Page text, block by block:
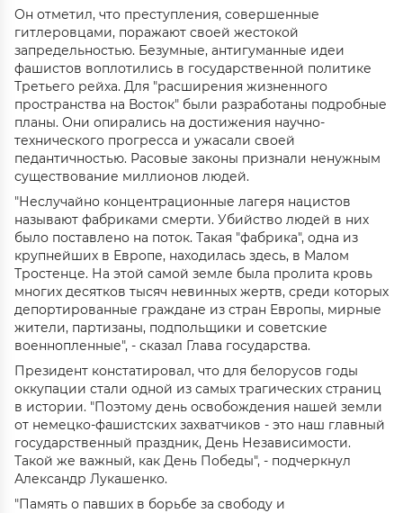
Он отметил, что преступления, совершенные
гитлеровцами, поражают своей жестокой
запредельностью. Безумные, антигуманные идеи
фашистов воплотились в государственной политике
Третьего рейха. Для "расширения жизненного
пространства на Восток" были разработаны подробные
планы. Они опирались на достижения научно-
технического прогресса и ужасали своей
педантичностью. Расовые законы признали ненужным
существование миллионов людей.
"Неслучайно концентрационные лагеря нацистов
называют фабриками смерти. Убийство людей в них
было поставлено на поток. Такая "фабрика", одна из
крупнейших в Европе, находилась здесь, в Малом
Тростенце. На этой самой земле была пролита кровь
многих десятков тысяч невинных жертв, среди которых
депортированные граждане из стран Европы, мирные
жители, партизаны, подпольщики и советские
военнопленные", - сказал Глава государства.
Президент констатировал, что для белорусов годы
оккупации стали одной из самых трагических страниц
в истории. "Поэтому день освобождения нашей земли
от немецко-фашистских захватчиков - это наш главный
государственный праздник, День Независимости.
Такой же важный, как День Победы", - подчеркнул
Александр Лукашенко.
"Память о павших в борьбе за свободу и